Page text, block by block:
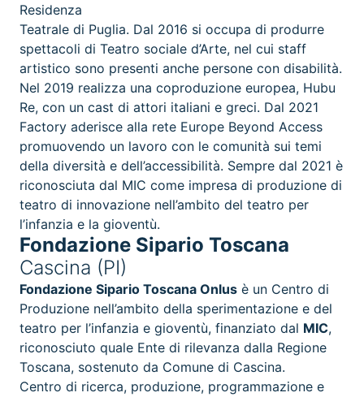
Residenza
Teatrale di Puglia. Dal 2016 si occupa di produrre
spettacoli di Teatro sociale d’Arte, nel cui staff
artistico sono presenti anche persone con disabilità.
Nel 2019 realizza una coproduzione europea, Hubu
Re, con un cast di attori italiani e greci. Dal 2021
Factory aderisce alla rete Europe Beyond Access
promuovendo un lavoro con le comunità sui temi
della diversità e dell’accessibilità. Sempre dal 2021 è
riconosciuta dal MIC come impresa di produzione di
teatro di innovazione nell’ambito del teatro per
l’infanzia e la gioventù.
Fondazione Sipario Toscana
Cascina (PI)
Fondazione Sipario Toscana Onlus è un Centro di
Produzione nell’ambito della sperimentazione e del
teatro per l’infanzia e gioventù, finanziato dal MIC,
riconosciuto quale Ente di rilevanza dalla Regione
Toscana, sostenuto da Comune di Cascina.
Centro di ricerca, produzione, programmazione e